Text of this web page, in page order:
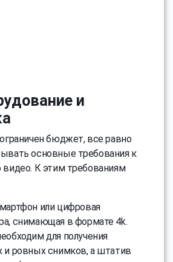
и
бюджет, все равно
основные требования к
видео. К этим требованиям
или цифровая
снимающая в формате 4k.
для получения
и ровных снимков, а штатив